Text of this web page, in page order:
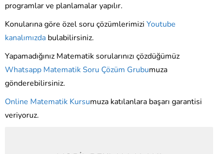
programlar ve planlamalar yapılır.
Konularına göre özel soru çözümlerimizi Youtube
kanalımızda bulabilirsiniz.
Yapamadığınız Matematik sorularınızı çözdüğümüz
Whatsapp Matematik Soru Çözüm Grubumuza
gönderebilirsiniz.
Online Matematik Kursumuza katılanlara başarı garantisi
veriyoruz.